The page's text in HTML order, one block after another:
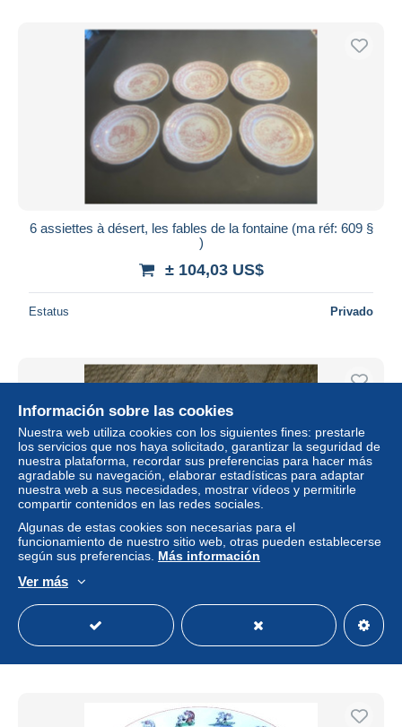
6 assiettes à désert, les fables de la fontaine (ma réf: 609 §
)
± 104,03 US$
Estatus Privado
Henriot Quimper Assiette de décoration à fleur de lis.
± 0,06 US$
Estatus Privado
Información sobre las cookies
Nuestra web utiliza cookies con los siguientes fines: prestarle
los servicios que nos haya solicitado, garantizar la seguridad de
nuestra plataforma, recordar sus preferencias para hacer más
agradable su navegación, elaborar estadísticas para adaptar
nuestra web a sus necesidades, mostrar vídeos y permitirle
compartir contenidos en las redes sociales.
Algunas de estas cookies son necesarias para el
funcionamiento de nuestro sitio web, otras pueden establecerse
según sus preferencias. Más información
Ver más